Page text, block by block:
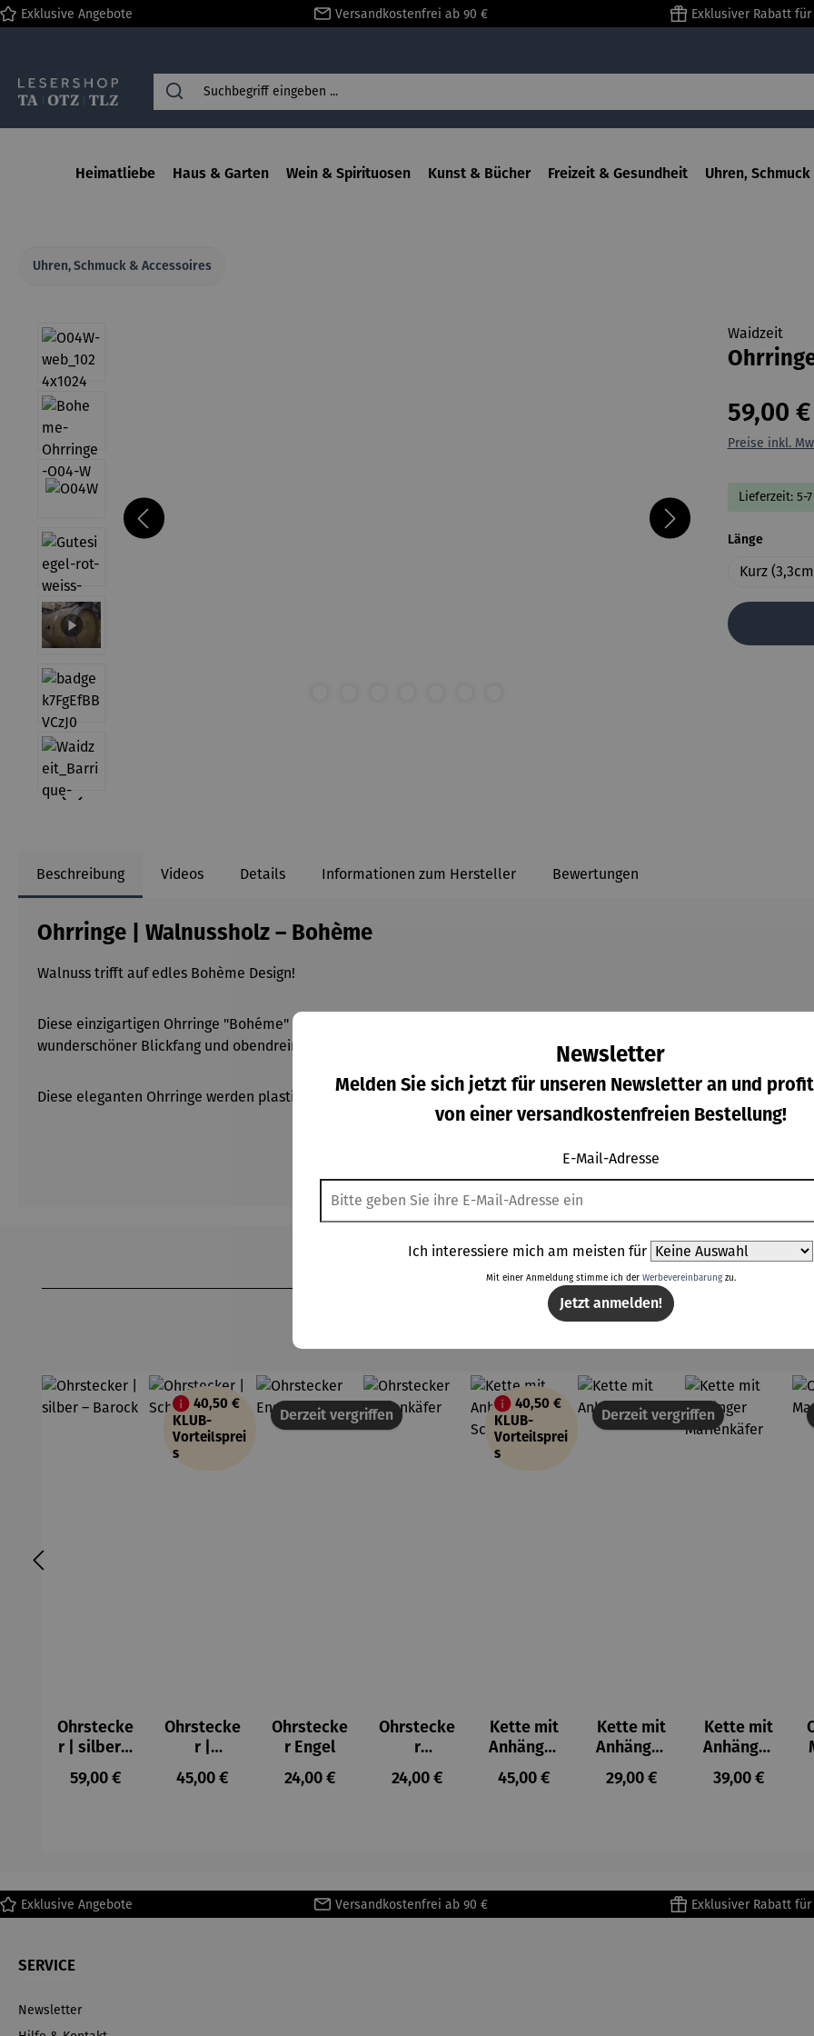
Zur Hauptnavigation springen
Exklusive Angebote Versandkostenfrei ab 90 € Exklusiver Rabatt
Heimatliebe Haus & Garten Wein & Spirituosen Kunst & Bücher Freizeit & Gesundheit Uhren,
Uhren, Schmuck & Accessoires
Bildergalerie überspringen Waidzeit
59,00 €
Preise inkl.
Lieferzeit: 5-7
Länge
Kurz
Beschreibung Videos Details Informationen zum Hersteller Bewertungen
Ohrringe | Walnussholz – Bohème
Walnuss trifft auf edles Bohème Design!
Diese einzigartigen Ohrringe "Bohéme" werden aus erlesenem Walnuss und vergoldetem Sterlingsilber (925)
wunderschöner Blickfang und obendrein das perfektes Geschenk für die Damenwelt.
Diese eleganten Ohrringe werden plastikfrei, in einer edlen Holzschatulle verpackt.
Weitere Produkte
Ohrstecke
r | silber –
Barock
Regulärer Preis:
59,00 €
40,50 €
KLUB-
Vorteilsprei
s
Ohrstecke
r |
Schmetter
ling
Regulärer Preis:
45,00 €
Derzeit vergriffen
Ohrstecke
r Engel
Regulärer Preis:
24,00 €
Ohrstecke
r
Marienkäf
er
Regulärer Preis:
24,00 €
40,50 €
KLUB-
Vorteilsprei
s
Kette mit
Anhänger
|
Schmetter
Regulärer Preis:
45,00 €
Derzeit vergriffen
Kette mit
Anhänger
Engel
Regulärer Preis:
29,00 €
Kette mit
Anhänger
Marienkäf
er
Regulärer
39,00 €
Exklusive Angebote Versandkostenfrei ab 90 € Exklusiver Rabatt
SERVICE
Newsletter
Newsletter
Melden Sie sich jetzt für unseren Newsletter an und
von einer versandkostenfreien Bestellung!
E-Mail-Adresse
Ich interessiere mich am meisten für
Mit einer Anmeldung stimme ich der Werbevereinbarungzu.
Jetzt anmelden!